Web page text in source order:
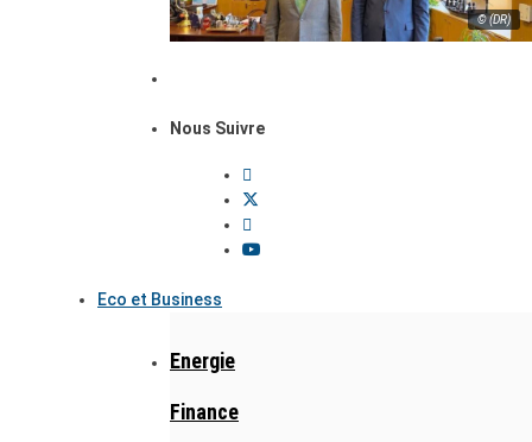
© (DR)
Nous Suivre
Eco et Business
Energie
Finance